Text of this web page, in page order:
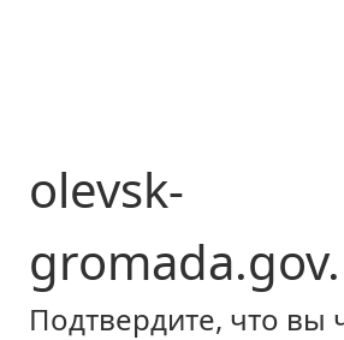
olevsk-
Подтвердите, что вы